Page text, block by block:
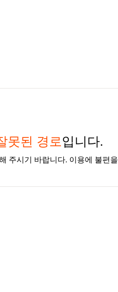
못된 경로입니다.
주시기 바랍니다. 이용에 불편